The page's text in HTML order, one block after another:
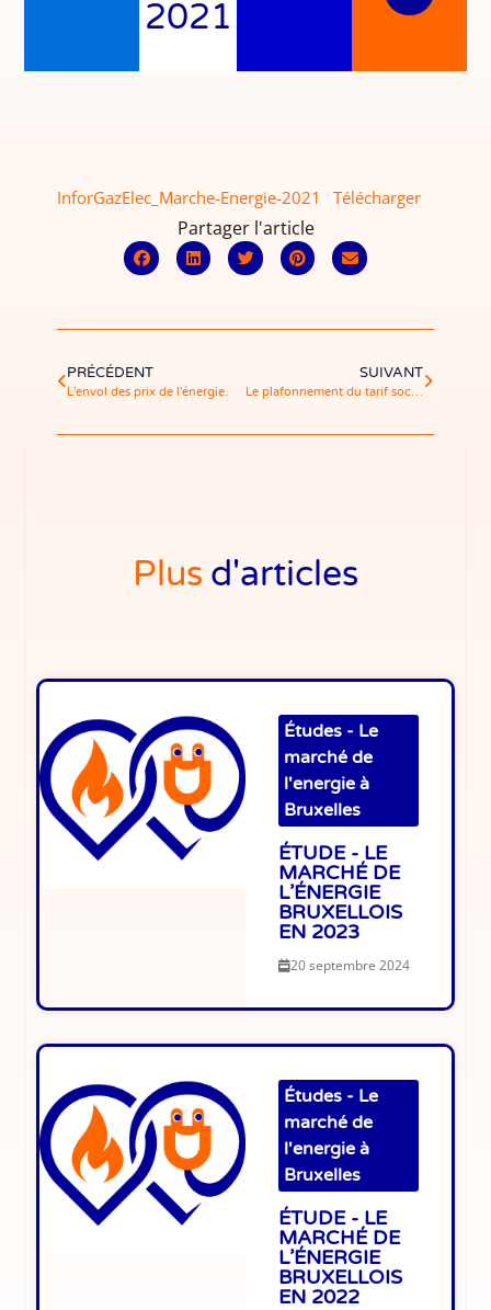
2021
InforGazElec_Marche-Energie-2021 Télécharger
Partager l'article
PRÉCÉDENT
L’envol des prix de l’énergie.
SUIVANT
Le plafonnement du tarif social
Plus d'articles
Études - Le
marché de
l'energie à
Bruxelles
ÉTUDE - LE
MARCHÉ DE
L’ÉNERGIE
BRUXELLOIS
EN 2023
20 septembre 2024
Études - Le
marché de
l'energie à
Bruxelles
ÉTUDE - LE
MARCHÉ DE
L’ÉNERGIE
BRUXELLOIS
EN 2022